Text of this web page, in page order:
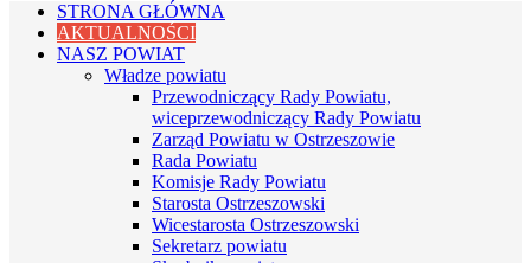
STRONA GŁÓWNA
AKTUALNOŚCI
NASZ POWIAT
Władze powiatu
Przewodniczący Rady Powiatu,
wiceprzewodniczący Rady Powiatu
Zarząd Powiatu w Ostrzeszowie
Rada Powiatu
Komisje Rady Powiatu
Starosta Ostrzeszowski
Wicestarosta Ostrzeszowski
Sekretarz powiatu